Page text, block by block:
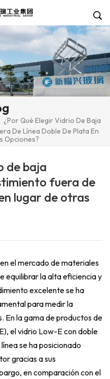
¿Por Qué Elegir Vidrio De Baja
De Línea Doble De Plata En
Opciones?
de baja
fuera de
lugar de otras
el mercado de materiales
equilibrar la alta eficiencia y
excelente se ha
para medir la
En la gama de productos de
el vidrio Low-E con doble
se ha posicionado
gracias a sus
en comparación con el